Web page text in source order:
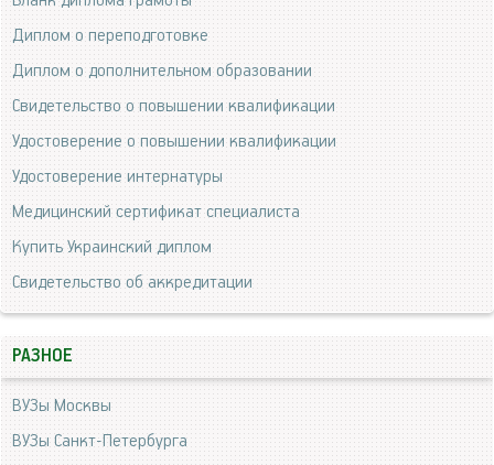
Диплом о переподготовке
Диплом о дополнительном образовании
Свидетельство о повышении квалификации
Удостоверение о повышении квалификации
Удостоверение интернатуры
Медицинский сертификат специалиста
Купить Украинский диплом
Свидетельство об аккредитации
РАЗНОЕ
ВУЗы Москвы
ВУЗы Санкт-Петербурга